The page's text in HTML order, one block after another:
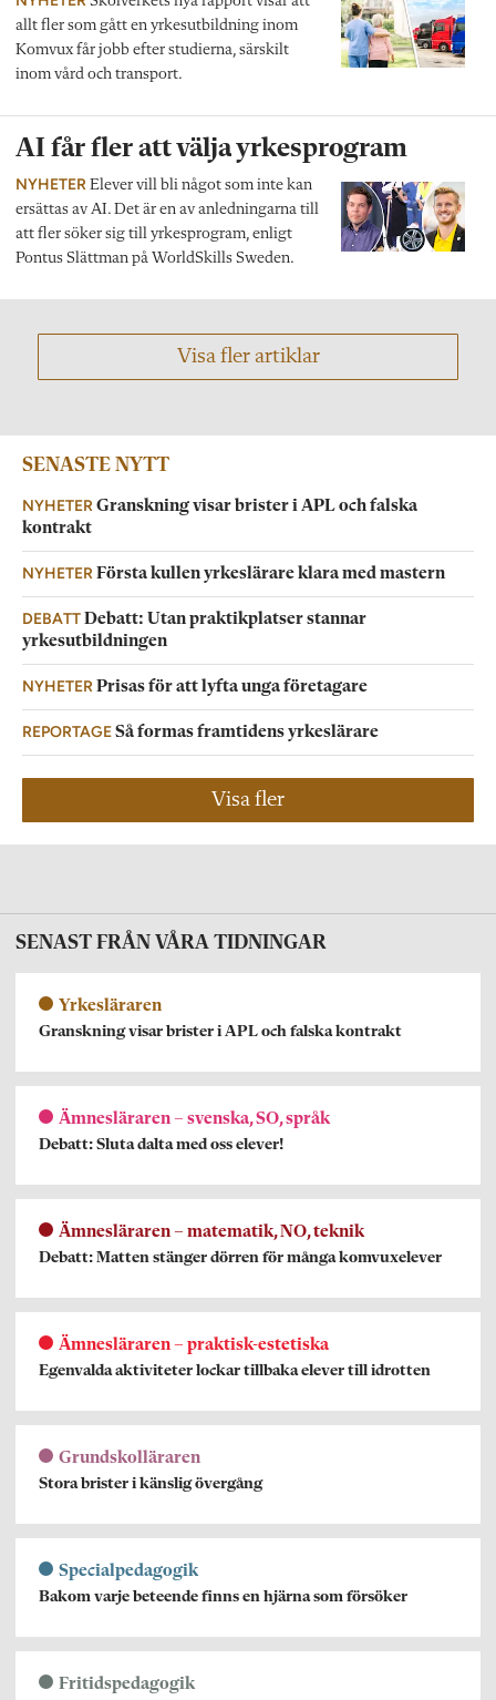
allt fler som gått en yrkesutbildning inom
Komvux får jobb efter studierna, särskilt
inom vård och transport.
AI får fler att välja yrkesprogram
NYHETER Elever vill bli något som inte kan
ersättas av AI. Det är en av anledningarna till
att fler söker sig till yrkesprogram, enligt
Pontus Slättman på WorldSkills Sweden.
Visa fler artiklar
SENASTE NYTT
NYHETERGranskning visar brister i APL och falska
kontrakt
NYHETERFörsta kullen yrkeslärare klara med mastern
DEBATTDebatt: Utan praktikplatser stannar
yrkesutbildningen
NYHETERPrisas för att lyfta unga företagare
REPORTAGESå formas framtidens yrkeslärare
Visa fler
SENAST FRÅN VÅRA TIDNINGAR
Yrkesläraren
Granskning visar brister i APL och falska kontrakt
Ämnesläraren – svenska, SO, språk
Debatt: Sluta dalta med oss elever!
Ämnesläraren – matematik, NO, teknik
Debatt: Matten stänger dörren för många komvuxelever
Ämnesläraren – praktisk-estetiska
Egenvalda aktiviteter lockar tillbaka elever till idrotten
Grundskolläraren
Stora brister i känslig övergång
Specialpedagogik
Bakom varje beteende finns en hjärna som försöker
Fritidspedagogik